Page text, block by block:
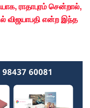
ராதாபுரம் சென்றால்,
விஜயாபதி என்ற இந்த